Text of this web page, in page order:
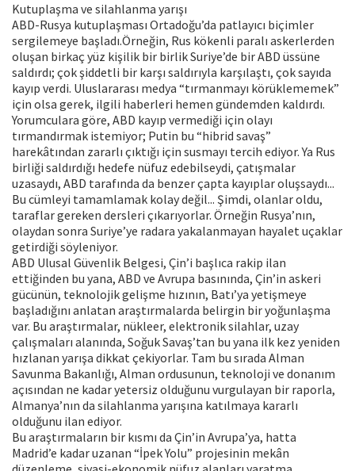
Kutuplaşma ve silahlanma yarışı
ABD-Rusya kutuplaşması Ortadoğu’da patlayıcı biçimler
sergilemeye başladı.Örneğin, Rus kökenli paralı askerlerden
oluşan birkaç yüz kişilik bir birlik Suriye’de bir ABD üssüne
saldırdı; çok şiddetli bir karşı saldırıyla karşılaştı, çok sayıda
kayıp verdi. Uluslararası medya “tırmanmayı körüklememek”
için olsa gerek, ilgili haberleri hemen gündemden kaldırdı.
Yorumculara göre, ABD kayıp vermediği için olayı
tırmandırmak istemiyor; Putin bu “hibrid savaş”
harekâtından zararlı çıktığı için susmayı tercih ediyor. Ya Rus
birliği saldırdığı hedefe nüfuz edebilseydi, çatışmalar
uzasaydı, ABD tarafında da benzer çapta kayıplar oluşsaydı...
Bu cümleyi tamamlamak kolay değil... Şimdi, olanlar oldu,
taraflar gereken dersleri çıkarıyorlar. Örneğin Rusya’nın,
olaydan sonra Suriye’ye radara yakalanmayan hayalet uçaklar
getirdiği söyleniyor.
ABD Ulusal Güvenlik Belgesi, Çin’i başlıca rakip ilan
ettiğinden bu yana, ABD ve Avrupa basınında, Çin’in askeri
gücünün, teknolojik gelişme hızının, Batı’ya yetişmeye
başladığını anlatan araştırmalarda belirgin bir yoğunlaşma
var. Bu araştırmalar, nükleer, elektronik silahlar, uzay
çalışmaları alanında, Soğuk Savaş’tan bu yana ilk kez yeniden
hızlanan yarışa dikkat çekiyorlar. Tam bu sırada Alman
Savunma Bakanlığı, Alman ordusunun, teknoloji ve donanım
açısından ne kadar yetersiz olduğunu vurgulayan bir raporla,
Almanya’nın da silahlanma yarışına katılmaya kararlı
olduğunu ilan ediyor.
Bu araştırmaların bir kısmı da Çin’in Avrupa’ya, hatta
Madrid’e kadar uzanan “İpek Yolu” projesinin mekân